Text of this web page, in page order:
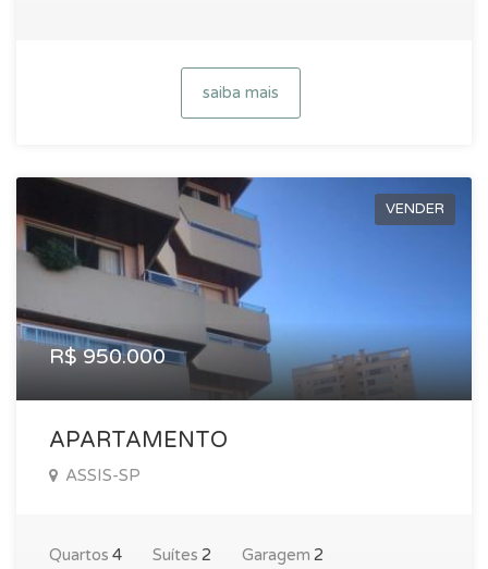
saiba mais
VENDER
R$ 950.000
APARTAMENTO
ASSIS-SP
Quartos 4 Suítes 2 Garagem 2